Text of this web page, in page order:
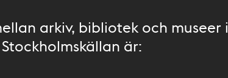
arkiv, bibliotek och museer i
är: